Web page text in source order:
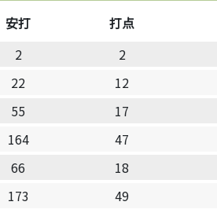
安打 打点
2 2
22 12
55 17
164 47
66 18
173 49